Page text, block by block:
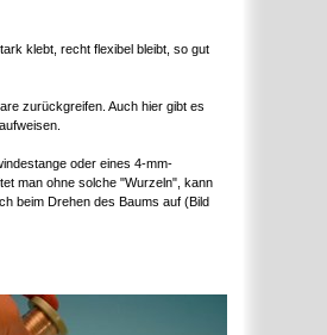
klebt, recht flexibel bleibt, so gut
zurückgreifen. Auch hier gibt es
oder eines 4-mm-
man ohne solche "Wurzeln", kann
beim Drehen des Baums auf (Bild